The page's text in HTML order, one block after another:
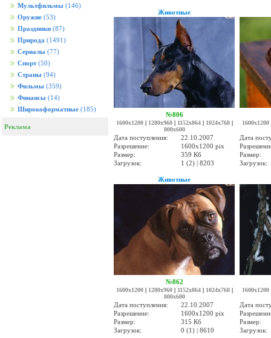
Мультфильмы (146)
Оружие (53)
Праздники (87)
Природа (1491)
Сериалы (77)
Спорт (50)
Страны (94)
Фильмы (359)
Финансы (14)
Широкоформатные (185)
Реклама
Животные
№806
1600x1200| 1280x960| 1152x864| 1024x768|
800x600
Дата поступления:
22.10.2007
Разрешение:
1600x1200 pix
Размер:
359 Кб
Загрузок:
1 (2) | 8203
1600x1200
Дата
Размер:
Загрузок:
Животные
№862
1600x1200| 1280x960| 1152x864| 1024x768|
800x600
Дата поступления:
22.10.2007
Разрешение:
1600x1200 pix
Размер:
315 Кб
Загрузок:
0 (1) | 8610
1600x1200
Дата
Размер:
Загрузок: